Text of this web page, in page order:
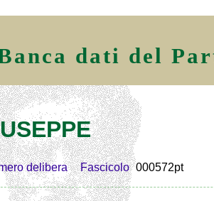
dati del
delibera Fascicolo 000572pt